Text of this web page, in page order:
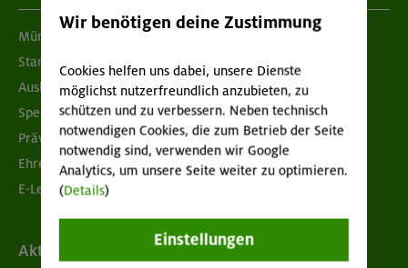
München & Oberland
Standorte
Ausbildung & Jobs
Spenden
Prävention sexualisierter Gewalt
Ehrenamtsbörse
E-Learning
Aktuelles
Wir benötigen deine Zustimmung
Cookies helfen uns dabei, unsere Dienste
möglichst nutzerfreundlich anzubieten, zu
schützen und zu verbessern. Neben technisch
notwendigen Cookies, die zum Betrieb der Seite
notwendig sind, verwenden wir Google
Analytics, um unsere Seite weiter zu optimieren.
(Details)
Einstellungen